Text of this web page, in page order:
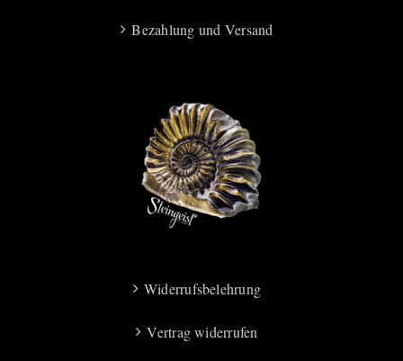
Bezahlung und Versand
Widerrufsbelehrung
Vertrag widerrufen